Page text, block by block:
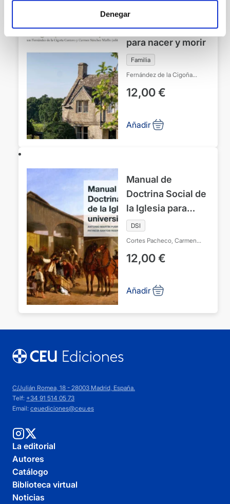
Denegar
La familia: un lugar
para nacer y morir
Familia
Fernández de la Cigoña
Maíllo, Carmen
12,00€
Añadir
Manual de
Doctrina Social de
la Iglesia para
universitarios
DSI
Cortes Pacheco, Carmen
Cantero, Carmen
Macaya Pascual, Antonio
Santos Rodríguez, Patricia
12,00€
Añadir
C/Julián Romea, 18 - 28003 Madrid, España.
Telf: +34 91 514 05 73
Email: ceuediciones@ceu.es
La editorial
Autores
Catálogo
Biblioteca virtual
Noticias